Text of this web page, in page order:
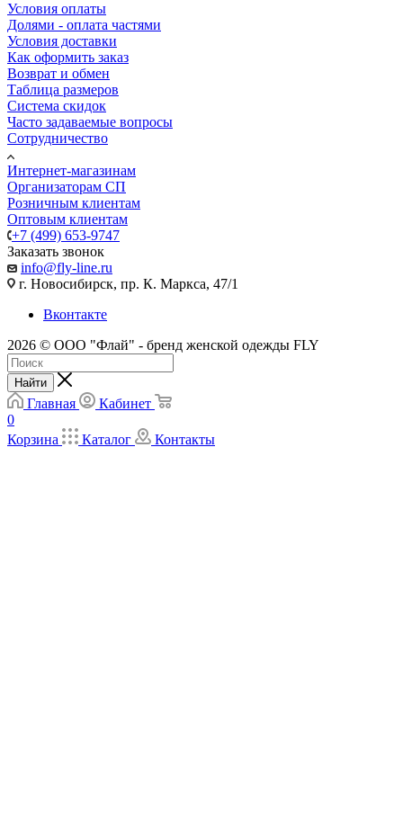
Условия оплаты
Долями - оплата частями
Условия доставки
Как оформить заказ
Возврат и обмен
Таблица размеров
Система скидок
Часто задаваемые вопросы
Сотрудничество
Интернет-магазинам
Организаторам СП
Розничным клиентам
Оптовым клиентам
+7 (499) 653-9747
Заказать звонок
info@fly-line.ru
г. Новосибирск, пр. К. Маркса, 47/1
Вконтакте
2026 © ООО "Флай" - бренд женской одежды FLY
Найти
Главная
Кабинет
0
Корзина
Каталог Контакты